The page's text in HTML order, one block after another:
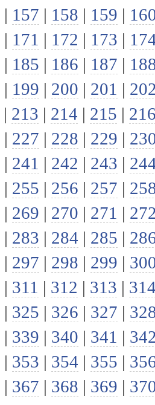
| 157 | 158 | 159 |
| 171 | 172 | 173 |
| 185 | 186 | 187 |
| 199 | 200 | 201 |
| 213 | 214 | 215 |
| 227 | 228 | 229 |
| 241 | 242 | 243 |
| 255 | 256 | 257 |
| 269 | 270 | 271 |
| 283 | 284 | 285 |
| 297 | 298 | 299 |
| 311 | 312 | 313 |
| 325 | 326 | 327 |
| 339 | 340 | 341 |
| 353 | 354 | 355 |
| 367 | 368 | 369 |